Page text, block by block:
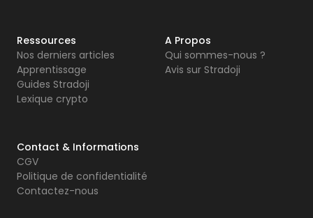
Ressources
Nos derniers articles
Apprentissage
Guides Stradoji
Lexique crypto
A Propos
Qui sommes-nous ?
Avis sur Stradoji
Contact & Informations
CGV
Politique de confidentialité
Contactez-nous